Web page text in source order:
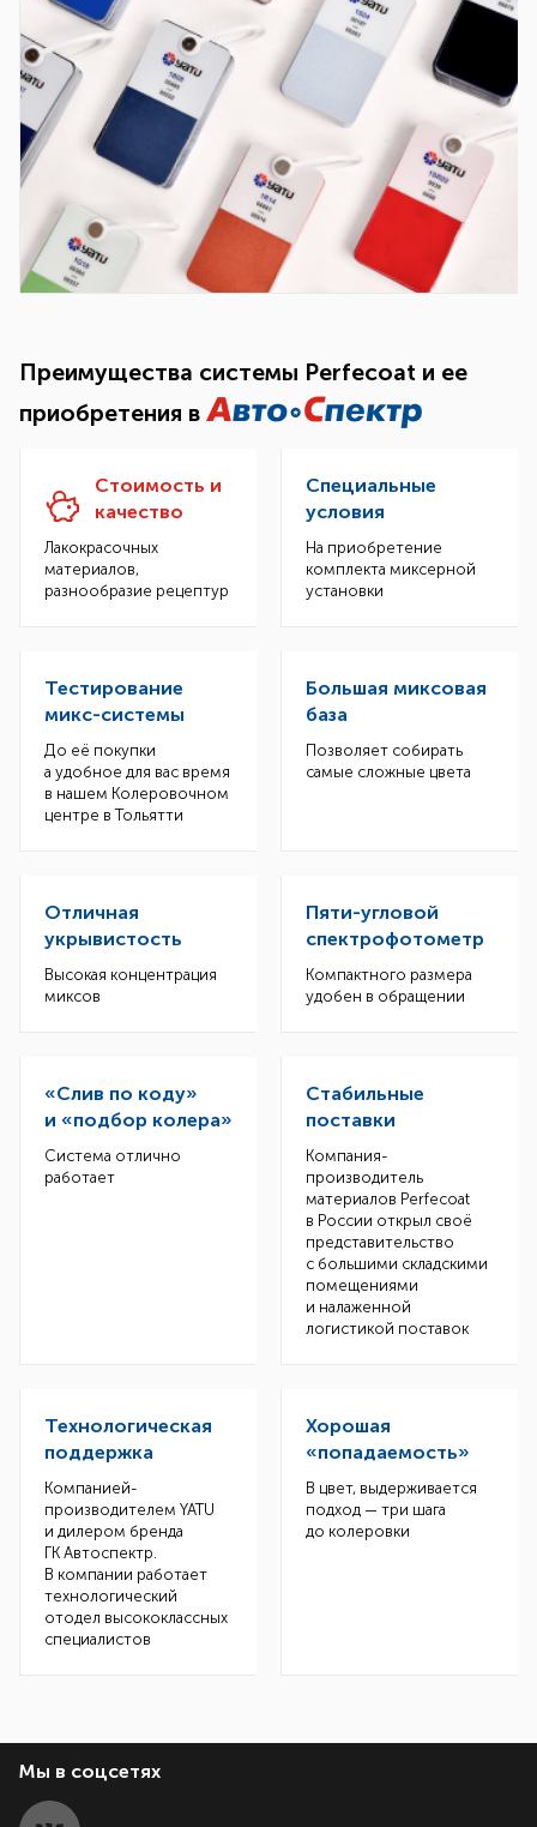
Преимущества системы Perfecoat и ее
приобретения в
Стоимость и
качество
Лакокрасочных
материалов,
разнообразие рецептур
Специальные
условия
На приобретение
комплекта миксерной
установки
Тестирование
микс-системы
До её покупки
а удобное для вас время
в нашем Колеровочном
центре в Тольятти
Большая миксовая
база
Позволяет собирать
самые сложные цвета
Отличная
укрывистость
Высокая концентрация
миксов
Пяти-угловой
спектрофотометр
Компактного размера
удобен в обращении
«Слив по коду»
и «подбор колера»
Система отлично
работает
Стабильные
поставки
Компания-
производитель
материалов Perfecoat
в России открыл своё
представительство
с большими складскими
помещениями
и налаженной
логистикой поставок
Технологическая
поддержка
Компанией-
производителем YATU
и дилером бренда
ГК Автоспектр.
В компании работает
технологический
отодел высококлассных
специалистов
Хорошая
«попадаемость»
В цвет, выдерживается
подход — три шага
до колеровки
Мы в соцсетях